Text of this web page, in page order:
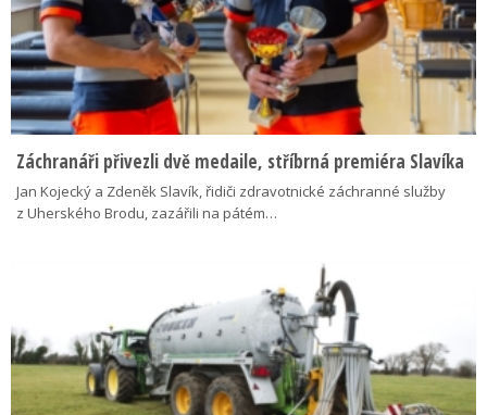
Záchranáři přivezli dvě medaile, stříbrná premiéra Slavíka
Jan Kojecký a Zdeněk Slavík, řidiči zdravotnické záchranné služby
z Uherského Brodu, zazářili na pátém…